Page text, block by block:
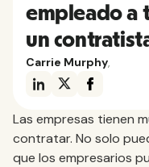
empleado a
un
Carrie Murphy
Las empresas tienen
contratar. No solo
que los empresarios